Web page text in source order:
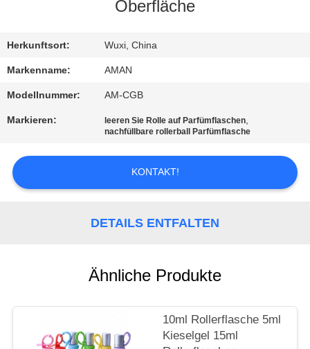
QUALITÄTSKONTROLLE
KONTAKT
UNS
ANFORDERN
Oberfläche
Herkunftsort: Wuxi, China
Markenname: AMAN
Modellnummer: AM-CGB
Markieren: leeren Sie Rolle auf Parfümflaschen,
nachfüllbare rollerball Parfümflasche
KONTAKT!
DETAILS ENTFALTEN
Ähnliche Produkte
10ml Rollerflasche 5ml
Kieselgel 15ml